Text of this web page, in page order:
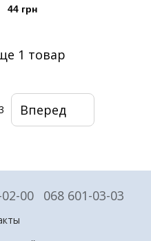
44 грн
1 товар
Вперед
00 068 601-03-03